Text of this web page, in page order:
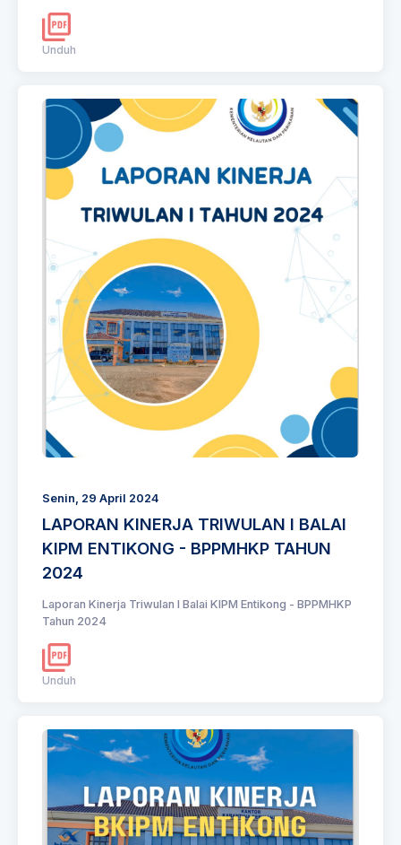
Unduh
Senin, 29 April 2024
LAPORAN KINERJA TRIWULAN I BALAI
KIPM ENTIKONG - BPPMHKP TAHUN
2024
Laporan Kinerja Triwulan I Balai KIPM Entikong - BPPMHKP
Tahun 2024
Unduh